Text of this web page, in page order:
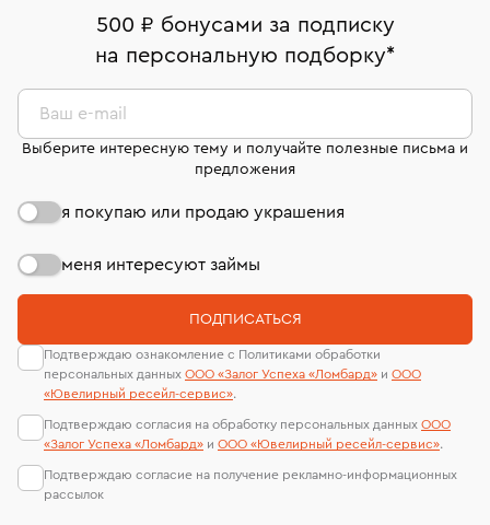
комиссионных украшений и часов смотрите на
странице«Возврат украшений»
Москва, ул. Грузинский Вал, д. 28/45
Срок бронирования украшения при самовывозе из
Оплата наличными или картой
Система быстрых платежей (по QR-коду)
В кредит от Т-Банка (до 50 000 руб., на 3–6 мес.)
номер (УИН)
На особо ценные изделия получены
сертификаты МГУ и других геммологических
лабораторий
500 ₽ бонусами за подписку
на персональную подборку*
Ваш e-mail
Выберите интересную тему и получайте полезные письма и
предложения
я покупаю или продаю украшения
меня интересуют займы
ПОДПИСАТЬСЯ
Подтверждаю ознакомление с Политиками обработки
персональных данных ООО «Залог Успеха «Ломбард» и ООО
«Ювелирный ресейл-сервиc».
Подтверждаю согласия на обработку персональных данных ООО
«Залог Успеха «Ломбард» и ООО «Ювелирный ресейл-сервиc».
Подтверждаю согласие на получение рекламно-информационных
рассылок